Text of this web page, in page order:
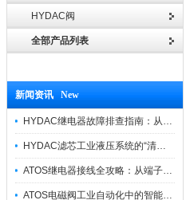
HYDAC阀
全部产品列表
新闻资讯 New
HYDAC继电器故障排查指南：从“无信号”到“误动作”的实战修复逻辑
HYDAC滤芯工业液压系统的“清道夫”与守护者
ATOS继电器接线全攻略：从端子识别到安全操作
ATOS电磁阀工业自动化中的智能开关